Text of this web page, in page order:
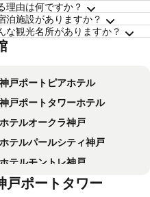
理由は何ですか？
泊施設がありますか？
な観光名所がありますか？
神戸ポートピアホテル
神戸ポートタワーホテル
ホテルオークラ神戸
ホテルパールシティ神戸
ホテルモントレ神戸
ダイワロイネットホテル神戸三宮
戸ポートタワー